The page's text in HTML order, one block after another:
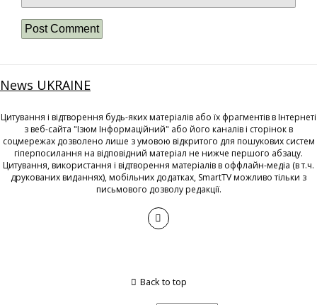
News UKRAINE
Цитування і відтворення будь-яких матеріалів або їх фрагментів в Інтернеті
з веб-сайта "Ізюм Інформаційний" або його каналів і сторінок в
соцмережах дозволено лише з умовою відкритого для пошукових систем
гіперпосилання на відповідний матеріал не нижче першого абзацу.
Цитування, використання і відтворення матеріалів в оффлайн-медіа (в т.ч.
друкованих виданнях), мобільних додатках, SmartTV можливо тільки з
письмового дозволу редакції.
Back to top